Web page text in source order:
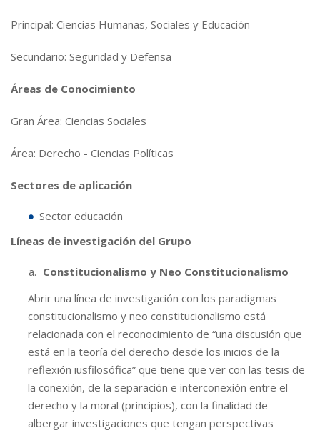
Principal: Ciencias Humanas, Sociales y Educación
Secundario: Seguridad y Defensa
Áreas de Conocimiento
Gran Área: Ciencias Sociales
Área: Derecho - Ciencias Políticas
Sectores de aplicación
Sector educación
Líneas de investigación del Grupo
Constitucionalismo y Neo Constitucionalismo
Abrir una línea de investigación con los paradigmas
constitucionalismo y neo constitucionalismo está
relacionada con el reconocimiento de “una discusión que
está en la teoría del derecho desde los inicios de la
reflexión iusfilosófica” que tiene que ver con las tesis de
la conexión, de la separación e interconexión entre el
derecho y la moral (principios), con la finalidad de
albergar investigaciones que tengan perspectivas